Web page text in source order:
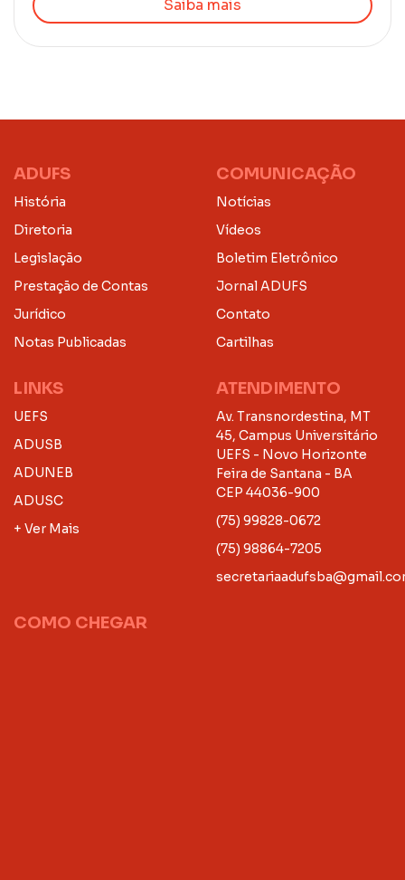
Saiba mais
ADUFS
História
Diretoria
Legislação
Prestação de Contas
Jurídico
Notas Publicadas
COMUNICAÇÃO
Notícias
Vídeos
Boletim Eletrônico
Jornal ADUFS
Contato
Cartilhas
LINKS
UEFS
ADUSB
ADUNEB
ADUSC
+ Ver Mais
COMO CHEGAR
ATENDIMENTO
Av. Transnordestina, MT
45, Campus Universitário
UEFS - Novo Horizonte
Feira de Santana - BA
CEP 44036-900
(75) 99828-0672
(75) 98864-7205